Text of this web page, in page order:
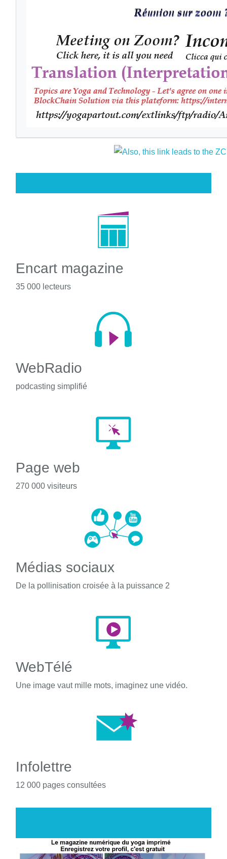
Encart magazine
35 000 lecteurs
WebRadio
podcasting simplifié
Page web
270 000 visiteurs
Médias sociaux
De la pollinisation croisée à la puissance 2
WebTélé
Une image vaut mille mots, imaginez une vidéo.
Infolettre
12 000 pages consultées